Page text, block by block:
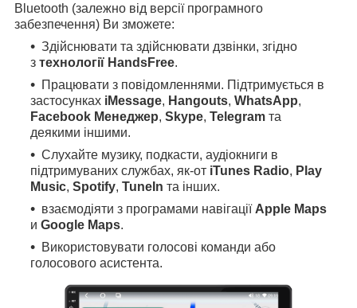
Bluetooth (залежно від версії програмного
забезпечення) Ви зможете:
Здійснювати та здійснювати дзвінки, згідно
з технології HandsFree.
Працювати з повідомленнями. Підтримується в
застосунках iMessage, Hangouts, WhatsApp,
Facebook Менеджер, Skype, Telegram та
деякими іншими.
Слухайте музику, подкасти, аудіокниги в
підтримуваних службах, як-от iTunes Radio, Play
Music, Spotify, TuneIn та інших.
взаємодіяти з програмами навігації Apple Maps
и Google Maps.
Використовувати голосові команди або
голосового асистента.